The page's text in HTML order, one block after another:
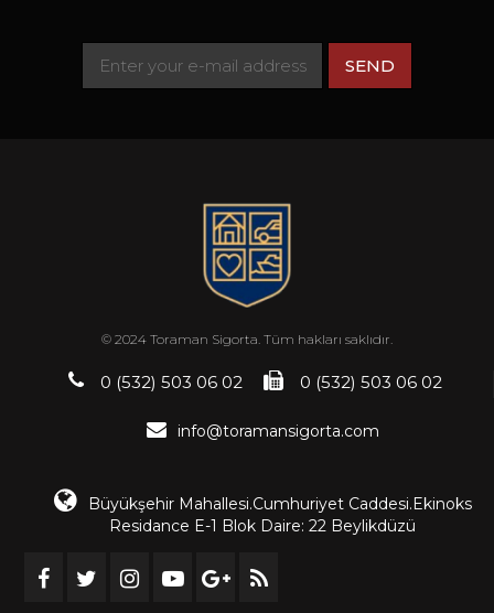
© 2024 Toraman Sigorta. Tüm hakları saklıdır.
0 (532) 503 06 02 0 (532) 503 06 02
info@toramansigorta.com
Büyükşehir Mahallesi.Cumhuriyet Caddesi.Ekinoks
Residance E-1 Blok Daire: 22 Beylikdüzü